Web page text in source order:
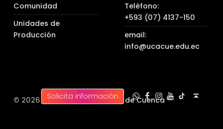
Comunidad
Unidades de
Producción
Teléfono:
+593 (07) 4137-150
email:
info@ucacue.edu.ec
© 2026 | Universidad Católica de Cuenca
Solicita información
UC WhatsApp
UC en Facebook
UC en Instagram
UC en Youtube
UC Tiktok